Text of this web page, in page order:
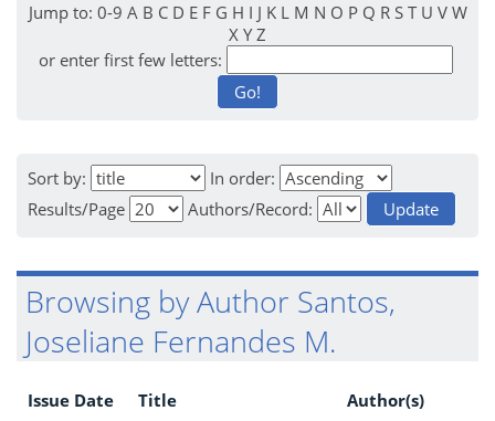
Jump to: 0-9 A B C D E F G H I J K L M N O P Q R S T U V W
X Y Z
or enter first few letters:
Sort by:
In order:
Results/Page
Authors/Record:
Browsing by Author Santos,
Joseliane Fernandes M.
Issue Date Title Author(s)